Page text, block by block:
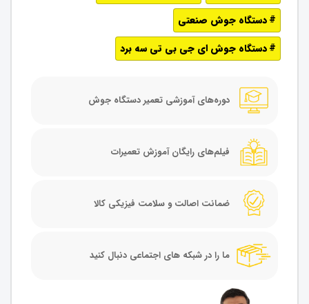
دستگاه جوش صنعتی
دستگاه جوش ای جی بی تی سه برد
دوره‌های آموزشی تعمیر دستگاه جوش
فیلم‌های رایگان آموزش تعمیرات
ضمانت اصالت و سلامت فیزیکی کالا
ما را در شبکه های اجتماعی دنبال کنید